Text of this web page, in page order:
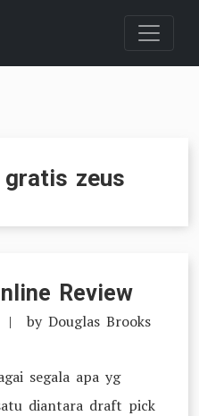
zeus
Review
by Douglas Brooks
segala apa yg
diantara draft pick